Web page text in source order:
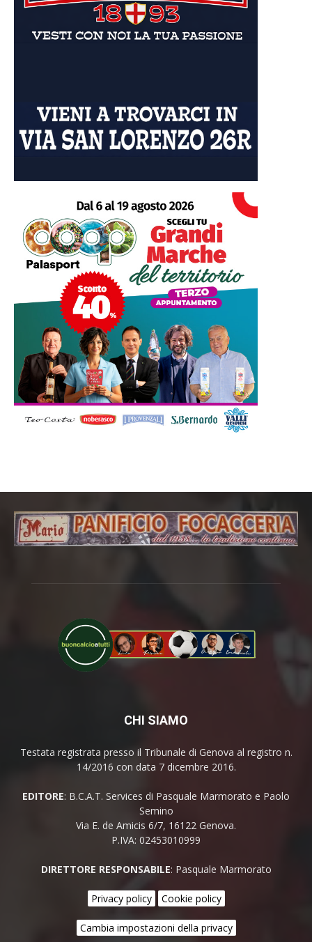
CHI SIAMO
Testata registrata presso il Tribunale di Genova al registro n.
14/2016 con data 7 dicembre 2016.
EDITORE: B.C.A.T. Services di Pasquale Marmorato e Paolo
Semino
Via E. de Amicis 6/7, 16122 Genova.
P.IVA: 02453010999
DIRETTORE RESPONSABILE: Pasquale Marmorato
Privacy policy Cookie policy
Cambia impostazioni della privacy